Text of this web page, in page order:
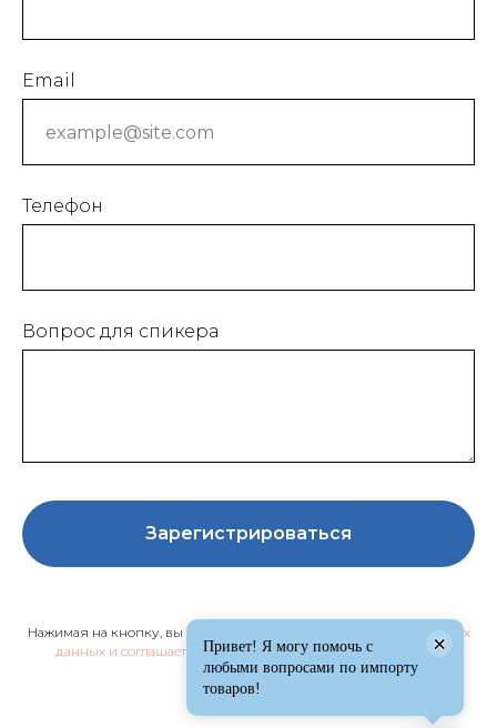
Email
Телефон
Вопрос для спикера
Зарегистрироваться
Нажимая на кнопку, вы даете
согласие на обработку персональных
данных и соглашаетесь c политикой конфиденциальности.
Привет! Я могу помочь с
любыми вопросами по импорту
товаров!
×